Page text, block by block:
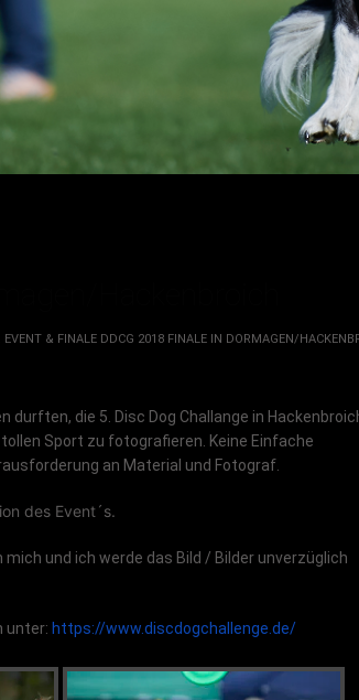
EVENT & FINALE DDCG 2018 FINALE IN DORMAGEN/
die 5. Disc Dog Challange in
Sport zu fotografieren. Keine Einfache
an Material und Fotograf.
des Event´s.
und ich werde das Bild / Bilder unverzüglich
unter: https://www.discdogchallenge.de/